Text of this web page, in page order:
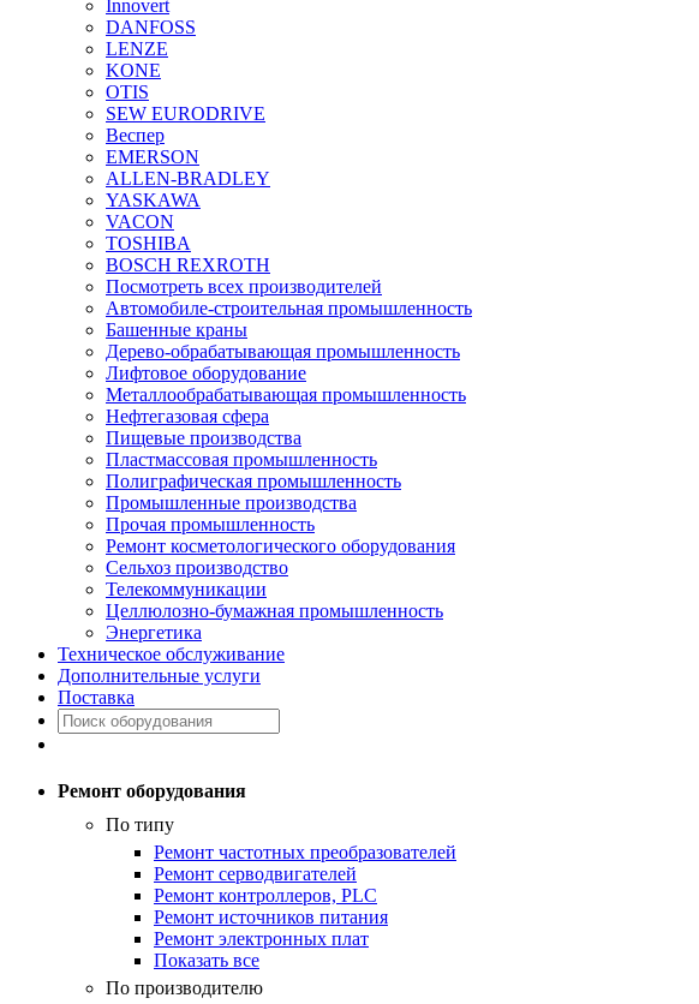
Innovert
DANFOSS
LENZE
KONE
OTIS
SEW EURODRIVE
Веспер
EMERSON
ALLEN-BRADLEY
YASKAWA
VACON
TOSHIBA
BOSCH REXROTH
Посмотреть всех производителей
Автомобиле-строительная промышленность
Башенные краны
Дерево-обрабатывающая промышленность
Лифтовое оборудование
Металлообрабатывающая промышленность
Нефтегазовая сфера
Пищевые производства
Пластмассовая промышленность
Полиграфическая промышленность
Промышленные производства
Прочая промышленность
Ремонт косметологического оборудования
Сельхоз производство
Телекоммуникации
Целлюлозно-бумажная промышленность
Энергетика
Техническое обслуживание
Дополнительные услуги
Поставка
Ремонт оборудования
По типу
Ремонт частотных преобразователей
Ремонт серводвигателей
Ремонт контроллеров, PLC
Ремонт источников питания
Ремонт электронных плат
Показать все
По производителю